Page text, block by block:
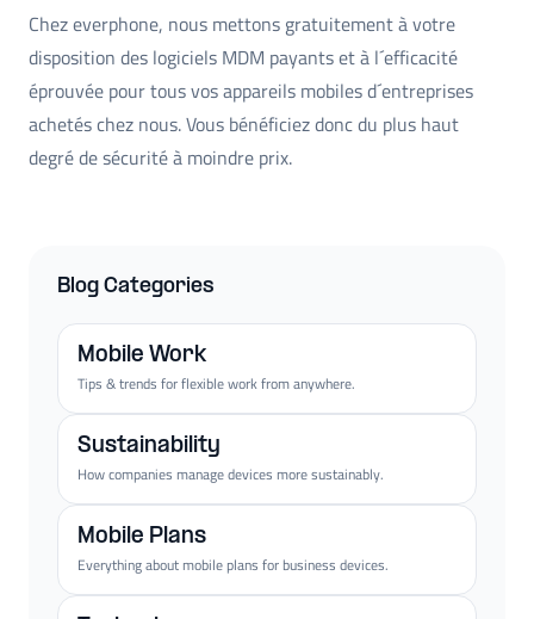
Chez everphone, nous mettons gratuitement à votre
disposition des logiciels MDM payants et à l´efficacité
éprouvée pour tous vos appareils mobiles d´entreprises
achetés chez nous. Vous bénéficiez donc du plus haut
degré de sécurité à moindre prix.
Blog Categories
Mobile Work
Tips & trends for flexible work from anywhere.
Sustainability
How companies manage devices more sustainably.
Mobile Plans
Everything about mobile plans for business devices.